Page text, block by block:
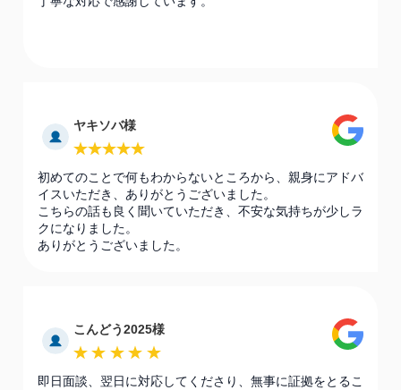
ヤキソバ様
初めてのことで何もわからないところから、親身にアドバ
イスいただき、ありがとうございました。
こちらの話も良く聞いていただき、不安な気持ちが少しラ
クになりました。
ありがとうございました。
こんどう2025様
即日面談、翌日に対応してくださり、無事に証拠をとるこ